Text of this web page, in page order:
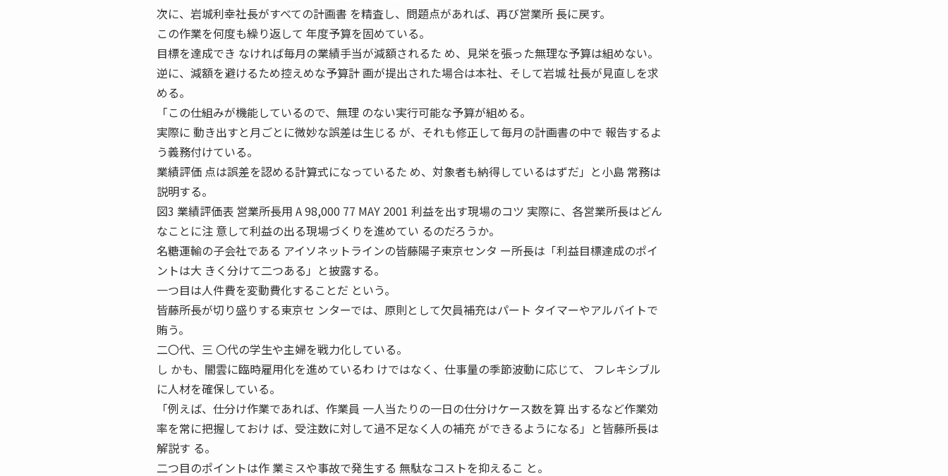
次に、岩城利幸社長がすべての計画書 を精査し、問題点があれば、再び営業所 長に戻す。
この作業を何度も繰り返して 年度予算を固めている。
目標を達成でき なければ毎月の業績手当が減額されるた め、見栄を張った無理な予算は組めない。
逆に、減額を避けるため控えめな予算計 画が提出された場合は本社、そして岩城 社長が見直しを求
める。
「この仕組みが機能しているので、無理 のない実行可能な予算が組める。
実際に 動き出すと月ごとに微妙な誤差は生じる が、それも修正して毎月の計画書の中で 報告するよ
う義務付けている。
業績評価 点は誤差を認める計算式になっているた め、対象者も納得しているはずだ」と小島 常務は
説明する。
図3 業績評価表 営業所長用 A 98,000 77 MAY 2001 利益を出す現場のコツ 実際に、各営業所長はどん
なことに注 意して利益の出る現場づくりを進めてい るのだろうか。
名糖運輸の子会社である アイソネットラインの皆藤陽子東京センタ ー所長は「利益目標達成のポイ
ントは大 きく分けて二つある」と披露する。
一つ目は人件費を変動費化することだ という。
皆藤所長が切り盛りする東京セ ンターでは、原則として欠員補充はパート タイマーやアルバイトで
賄う。
二〇代、三 〇代の学生や主婦を戦力化している。
し かも、闇雲に臨時雇用化を進めているわ けではなく、仕事量の季節波動に応じて、 フレキシブル
に人材を確保している。
「例えば、仕分け作業であれば、作業員 一人当たりの一日の仕分けケース数を算 出するなど作業効
率を常に把握しておけ ば、受注数に対して過不足なく人の補充 ができるようになる」と皆藤所長は
解説す る。
二つ目のポイントは作 業ミスや事故で発生する 無駄なコストを抑えるこ と。